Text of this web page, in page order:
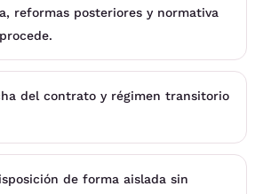
reformas posteriores y normativa
del contrato y régimen transitorio
de forma aislada sin